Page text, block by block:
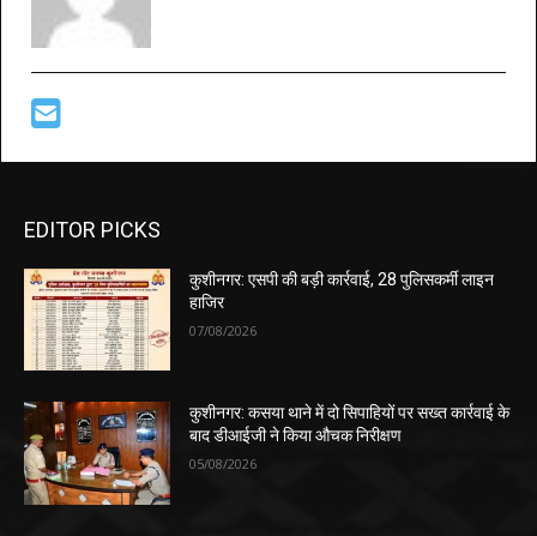
EDITOR PICKS
कुशीनगर: एसपी की बड़ी कार्रवाई, 28 पुलिसकर्मी लाइन
हाजिर
07/08/2026
कुशीनगर: कसया थाने में दो सिपाहियों पर सख्त कार्रवाई के
बाद डीआईजी ने किया औचक निरीक्षण
05/08/2026